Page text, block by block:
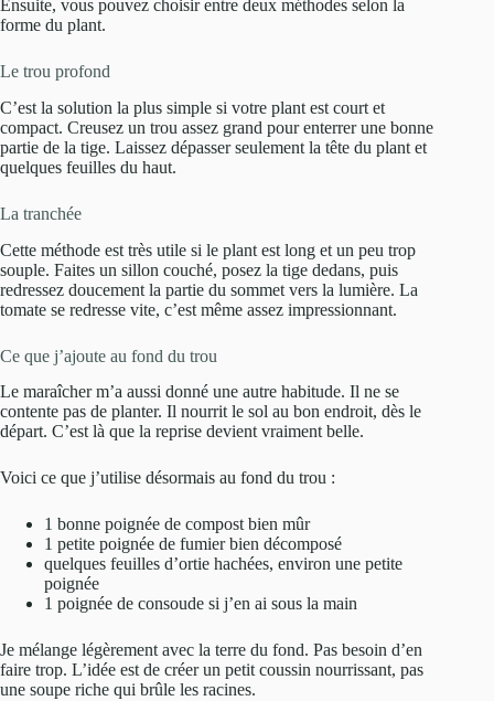
Ensuite, vous pouvez choisir entre deux méthodes selon la
forme du plant.
Le trou profond
C’est la solution la plus simple si votre plant est court et
compact. Creusez un trou assez grand pour enterrer une bonne
partie de la tige. Laissez dépasser seulement la tête du plant et
quelques feuilles du haut.
La tranchée
Cette méthode est très utile si le plant est long et un peu trop
souple. Faites un sillon couché, posez la tige dedans, puis
redressez doucement la partie du sommet vers la lumière. La
tomate se redresse vite, c’est même assez impressionnant.
Ce que j’ajoute au fond du trou
Le maraîcher m’a aussi donné une autre habitude. Il ne se
contente pas de planter. Il nourrit le sol au bon endroit, dès le
départ. C’est là que la reprise devient vraiment belle.
Voici ce que j’utilise désormais au fond du trou :
1 bonne poignée de compost bien mûr
1 petite poignée de fumier bien décomposé
quelques feuilles d’ortie hachées, environ une petite
poignée
1 poignée de consoude si j’en ai sous la main
Je mélange légèrement avec la terre du fond. Pas besoin d’en
faire trop. L’idée est de créer un petit coussin nourrissant, pas
une soupe riche qui brûle les racines.